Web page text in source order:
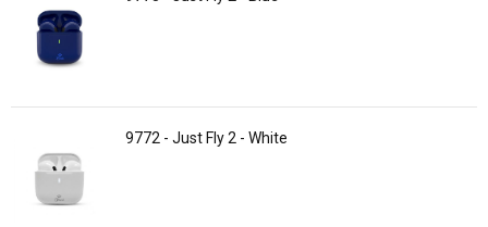
9772 - Just Fly 2 - White